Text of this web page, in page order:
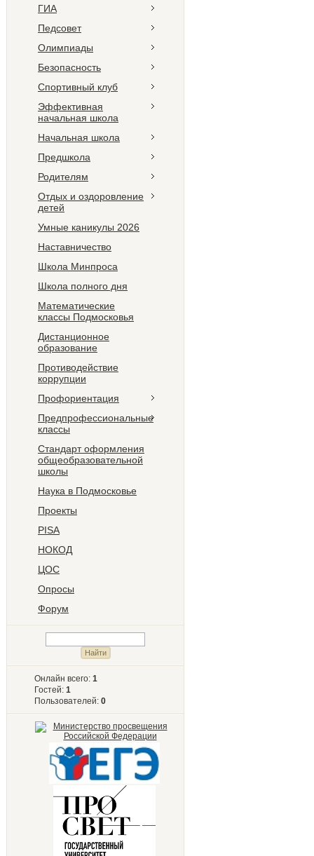
ГИА
Педсовет
Олимпиады
Безопасность
Спортивный клуб
Эффективная
начальная школа
Начальная школа
Предшкола
Родителям
Отдых и оздоровление
детей
Умные каникулы 2026
Наставничество
Школа Минпроса
Школа полного дня
Математические
классы Подмосковья
Дистанционное
образование
Противодействие
коррупции
Профориентация
Предпрофессиональные
классы
Стандарт оформления
общеобразовательной
школы
Наука в Подмосковье
Проекты
PISA
НОКОД
ЦОС
Опросы
Форум
Онлайн всего: 1
Гостей: 1
Пользователей: 0